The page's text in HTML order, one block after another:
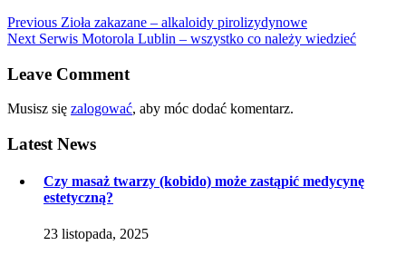
Nawigacja
wpisu
Previous Previous
post:
Zioła zakazane – alkaloidy pirolizydynowe
Next Next
Serwis Motorola Lublin – wszystko co należy wiedzieć
Leave Comment
Musisz się zalogować, aby móc dodać komentarz.
Latest News
Czy masaż twarzy (kobido) może zastąpić medycynę
estetyczną?
23 listopada, 2025